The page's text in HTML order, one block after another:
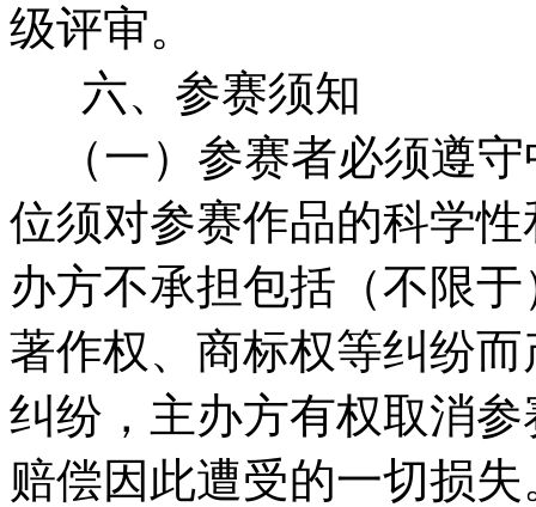
级评审。
六、参赛须知
（一）参赛者必须遵守
位须对参赛作品的科学
办方不承担包括（不限
著作权、商标权等纠纷
纠纷，主办方有权取消
赔偿因此遭受的一切损失